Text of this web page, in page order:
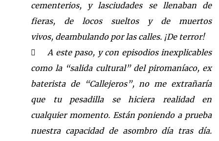
cementerios, y lasciudades se llenaban de
fieras, de locos sueltosy de muertos
vivos, deambulando por las calles. ¡De terror!

A este paso, y con episodios inexplicables
como la “salida cultural” delpiromaníaco,ex
baterista de “Callejeros”, no me extrañaría
que tu pesadilla se hicierarealidad en
cualquier momento. Están poniendo a prueba
nuestra capacidad de asombro día tras día.